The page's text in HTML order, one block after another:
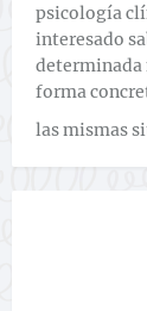
psicología
interesado
determinada
forma
las mismas